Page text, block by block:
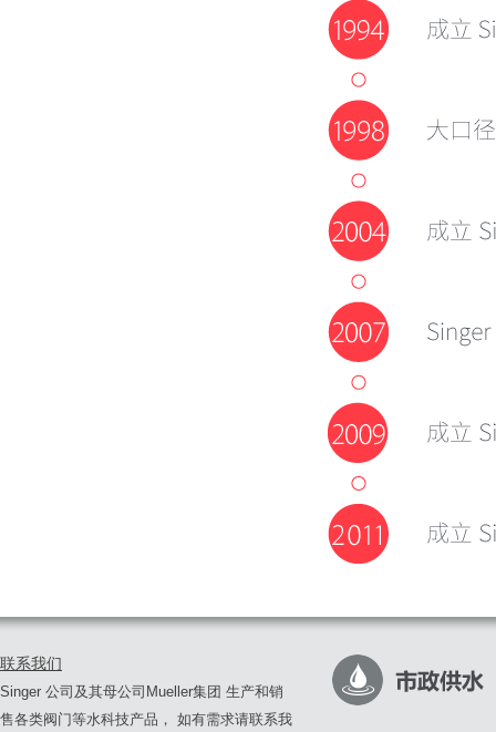
联系我们
Singer 公司及其母公司Mueller集团 生产和销
售各类阀门等水科技产品， 如有需求请联系我